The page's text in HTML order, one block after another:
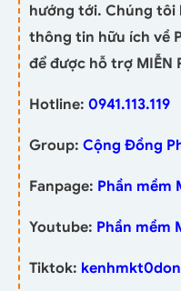
hướng tới. Chúng tôi
thông tin hữu ích về
để được hỗ trợ MIỄN
Hotline: 0941.113.119
Group: Cộng Đồng
Fanpage: Phần mềm
Youtube: Phần mềm
Tiktok: